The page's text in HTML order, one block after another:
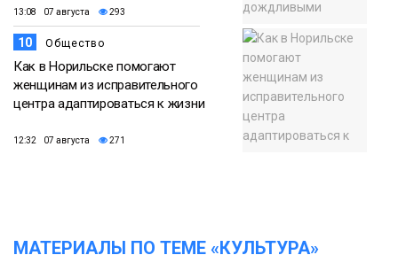
13:08 07 августа 293
10 Общество
Как в Норильске помогают
женщинам из исправительного
центра адаптироваться к жизни
12:32 07 августа 271
МАТЕРИАЛЫ ПО ТЕМЕ «КУЛЬТУРА»